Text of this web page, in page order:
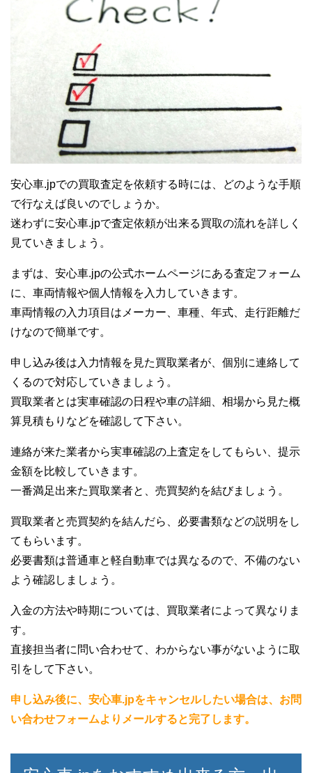
安心車.jpでの買取査定を依頼する時には、どのような手順
で行なえば良いのでしょうか。
迷わずに安心車.jpで査定依頼が出来る買取の流れを詳しく
見ていきましょう。
まずは、安心車.jpの公式ホームページにある査定フォーム
に、車両情報や個人情報を入力していきます。
車両情報の入力項目はメーカー、車種、年式、走行距離だ
けなので簡単です。
申し込み後は入力情報を見た買取業者が、個別に連絡して
くるので対応していきましょう。
買取業者とは実車確認の日程や車の詳細、相場から見た概
算見積もりなどを確認して下さい。
連絡が来た業者から実車確認の上査定をしてもらい、提示
金額を比較していきます。
一番満足出来た買取業者と、売買契約を結びましょう。
買取業者と売買契約を結んだら、必要書類などの説明をし
てもらいます。
必要書類は普通車と軽自動車では異なるので、不備のない
よう確認しましょう。
入金の方法や時期については、買取業者によって異なりま
す。
直接担当者に問い合わせて、わからない事がないように取
引をして下さい。
申し込み後に、安心車.jpをキャンセルしたい場合は、お問
い合わせフォームよりメールすると完了します。